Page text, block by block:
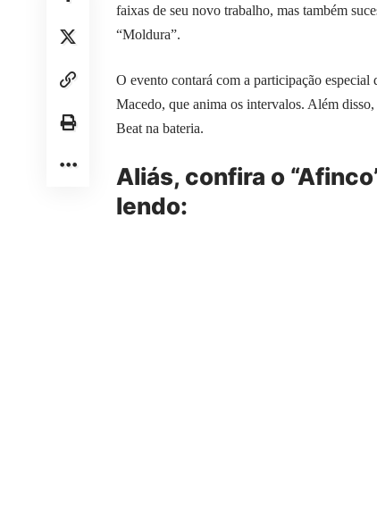
faixas de seu novo trabalho, mas também
“Moldura”.
O evento contará com a participação
Macedo, que anima os intervalos. Além
Beat na bateria.
Aliás, confira o
lendo: